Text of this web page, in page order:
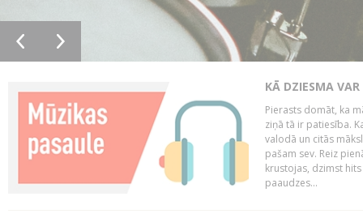
KĀ DZIESMA
Pierasts domāt, ka
ziņā tā ir patiesība.
valodā un citās
pašam sev. Reiz
krustojas, dzimst
paaudzes...